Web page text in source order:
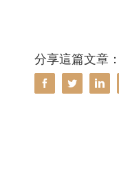
分享這篇文章：
Facebook
Twitter